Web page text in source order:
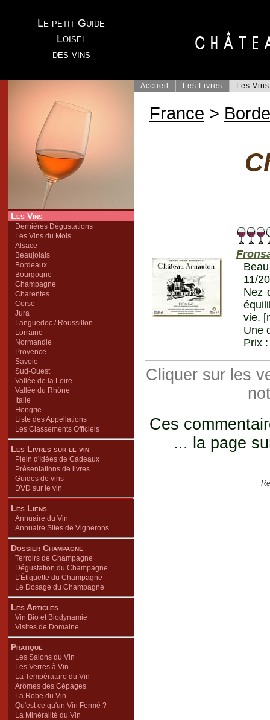
Le petit Guide
Loisel
des vins
Les Vins
Dernières Dégustations
Les Vins du Mois
Alsace
Beaujolais
Bordeaux
Bourgogne
Champagne
Charentes
Corse
Jura
Languedoc / Roussillon
Lorraine
Normandie
Provence
Savoie
Sud-Ouest
Vallée de la Loire
Vallée du Rhône
Italie
Hongrie
Liste des Appellations
Les Classements Officiels
Les Livres sur le vin
Plein d'Idées de Cadeaux
Présentations de livres
Guides de vins
DVD sur le vin
Les Liens
Annuaire du Vin
Annuaire Sites de Vignerons
Dossier Champagne
Terroirs de Champagne
Dégustation du Champagne
L'Étiquette du Champagne
Le Dosage du Champagne
Les Articles
Vin Bio et Biodynamie
Visites de Domaine
Pratique
Les Salons du Vin
Les Verres à Vin
La Température du Vin
Arômes des Cépages
La Robe du Vin
Qu'est ce qu'un Vin Fermé ?
La Minéralité du Vin
Accueil Les Livres Les Vins
France >
11/
Nez
vie.
Une
Prix :
Cliquer sur les
Ces
... la page